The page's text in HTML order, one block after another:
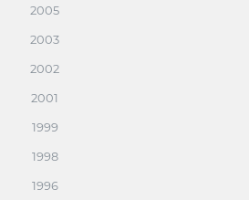
2005
2003
2002
2001
1999
1998
1996